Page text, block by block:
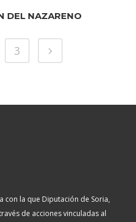
DEL NAZARENO
3
con la que Diputación de Soria,
de acciones vinculadas al